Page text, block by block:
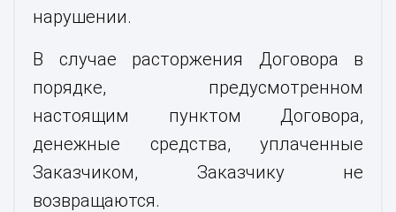
нарушении.
В случае расторжения Договора в
порядке, предусмотренном
настоящим пунктом Договора,
денежные средства, уплаченные
Заказчиком, Заказчику не
возвращаются.